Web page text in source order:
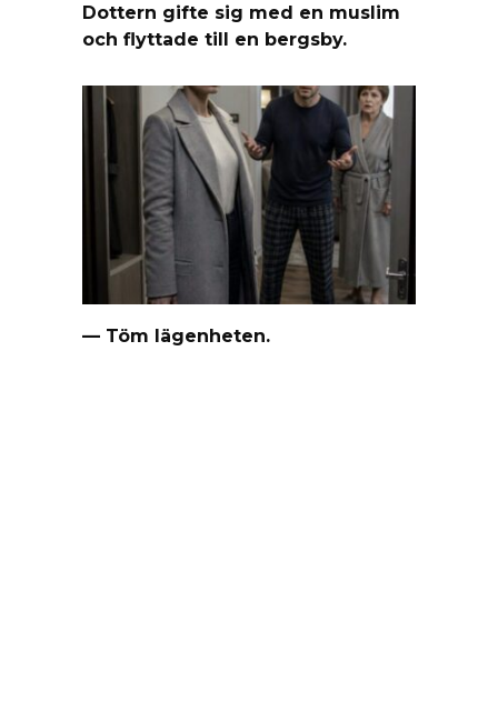
Dottern gifte sig med en muslim
och flyttade till en bergsby.
— Töm lägenheten.